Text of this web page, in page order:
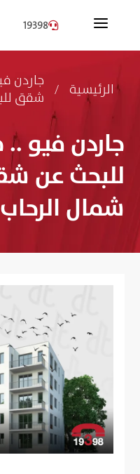
a

19398
الرئيسية /
جاردن
شقق
جاردن فيو ..
للبحث عن
شمال الرحاب